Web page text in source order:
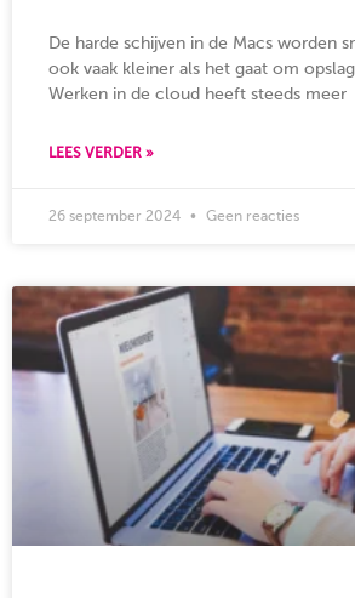
De harde schijven in de Macs worden
ook vaak kleiner als het gaat om
Werken in de cloud heeft steeds meer
LEES VERDER »
26 september 2024 Geen reacties